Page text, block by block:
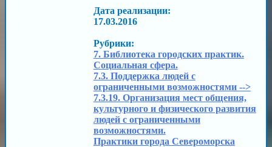
Дата реализации:
17.03.2016
Рубрики:
7. Библиотека городских практик.
Социальная сфера.
7.3. Поддержка людей с
ограниченными возможностями -->
7.3.19. Организация мест общения,
культурного и физического развития
людей с ограниченными
возможностями.
Практики города Североморска